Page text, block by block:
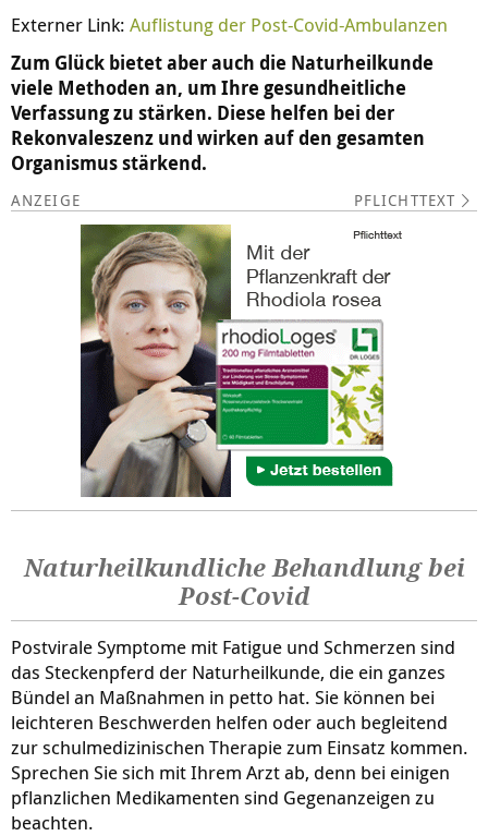
Externer Link: Auflistung der Post-Covid-Ambulanzen
Zum Glück bietet aber auch die Naturheilkunde
viele Methoden an, um Ihre gesundheitliche
Verfassung zu stärken. Diese helfen bei der
Rekonvaleszenz und wirken auf den gesamten
Organismus stärkend.
PFLICHTTEXT
Naturheilkundliche Behandlung bei
Post-Covid
Postvirale Symptome mit Fatigue und Schmerzen sind
das Steckenpferd der Naturheilkunde, die ein ganzes
Bündel an Maßnahmen in petto hat. Sie können bei
leichteren Beschwerden helfen oder auch begleitend
zur schulmedizinischen Therapie zum Einsatz kommen.
Sprechen Sie sich mit Ihrem Arzt ab, denn bei einigen
pflanzlichen Medikamenten sind Gegenanzeigen zu
beachten.